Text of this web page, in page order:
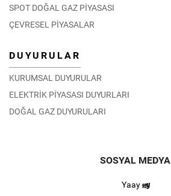
SPOT DOĞAL GAZ PİYASASI
ÇEVRESEL PİYASALAR
DUYURULAR
KURUMSAL DUYURULAR
ELEKTRİK PİYASASI DUYURLARI
DOĞAL GAZ DUYURULARI
SOSYAL MEDYA
Yaay